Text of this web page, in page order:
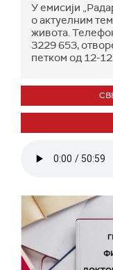
У емисији
о актуелним
живота.
3229 653,
петком од 12-